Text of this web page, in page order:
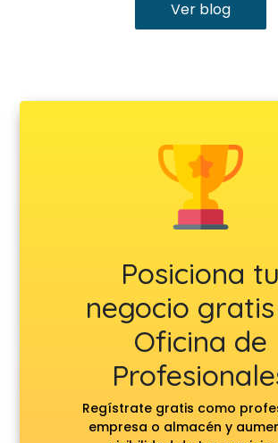
Ver blog
Posiciona tu
negocio
Oficina de
Regístrate gratis como
empresa o almacén y